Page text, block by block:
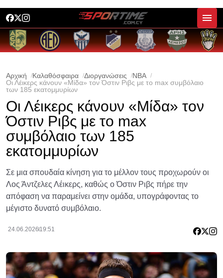
Αρχική Καλαθόσφαιρα Διοργανώσεις
NBA
Οι Λέικερς κάνουν «Μίδα» τον Όστιν Ριβς με το max συμβόλαιο
των 185 εκατομμυρίων
Οι Λέικερς κάνουν «Μίδα» τον
Όστιν Ριβς με το max
συμβόλαιο των 185
εκατομμυρίων
Σε μια σπουδαία κίνηση για το μέλλον τους προχωρούν οι
Λος Άντζελες Λέικερς, καθώς ο Όστιν Ριβς πήρε την
απόφαση να παραμείνει στην ομάδα, υπογράφοντας το
μέγιστο δυνατό συμβόλαιο.
24.06.2026 19:51